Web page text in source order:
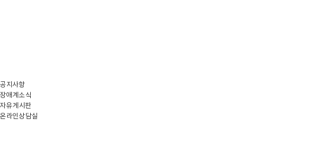
공지사항
장애계소식
자유게시판
온라인상담실